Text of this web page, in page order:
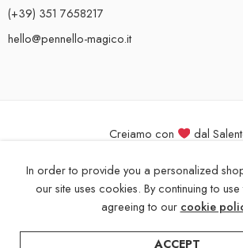
(+39) 351 7658217
hello@pennello-magico.it
Creiamo con
dal
In order to provide you a personalized
our site uses cookies. By continuing to use
agreeing to our cookie
ACCEPT